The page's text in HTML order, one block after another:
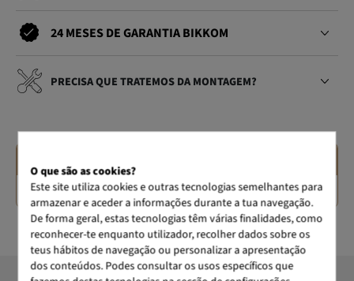
24 MESES DE GARANTIA BIKKOM
PRECISA QUE TRATEMOS DA MONTAGEM?
Escreva-nos +35 1215567588
O que são as cookies?
Este site utiliza cookies e outras tecnologias semelhantes para
armazenar e aceder a informações durante a tua navegação.
De forma geral, estas tecnologias têm várias finalidades, como
reconhecer-te enquanto utilizador, recolher dados sobre os
teus hábitos de navegação ou personalizar a apresentação
dos conteúdos. Podes consultar os usos específicos que